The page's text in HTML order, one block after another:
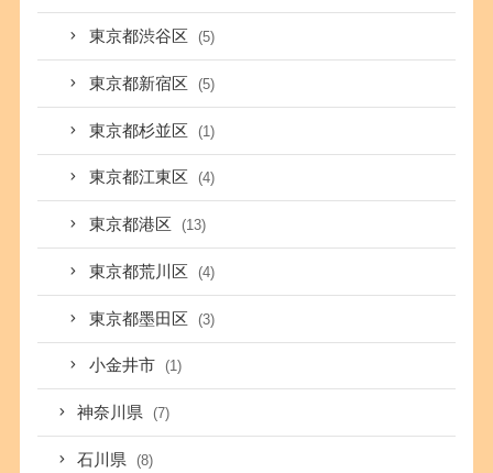
東京都渋谷区 (5)
東京都新宿区 (5)
東京都杉並区 (1)
東京都江東区 (4)
東京都港区 (13)
東京都荒川区 (4)
東京都墨田区 (3)
小金井市 (1)
神奈川県 (7)
石川県 (8)